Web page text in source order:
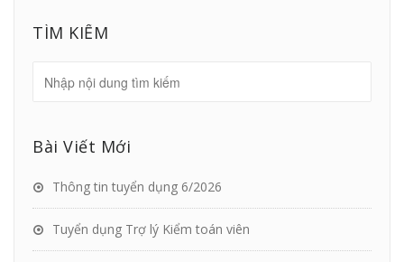
TÌM KIẾM
Bài Viết Mới
Thông tin tuyển dụng 6/2026
Tuyển dụng Trợ lý Kiểm toán viên